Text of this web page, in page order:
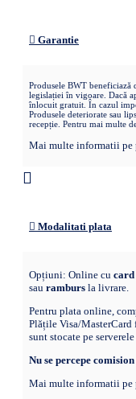
Garantie
Produsele BWT beneficiază
legislației în vigoare. Dacă
înlocuit gratuit. În cazul
Produsele deteriorate sau
recepție. Pentru mai multe
Mai multe informatii pe
Modalitati plata
Opțiuni: Online cu card
sau ramburs la livrare.
Pentru plata online,
Plățile Visa/MasterCard
sunt stocate pe
Nu se percepe
Mai multe informatii pe